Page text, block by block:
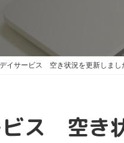
デイサービス 空き状況を更新しまし
ス 空き